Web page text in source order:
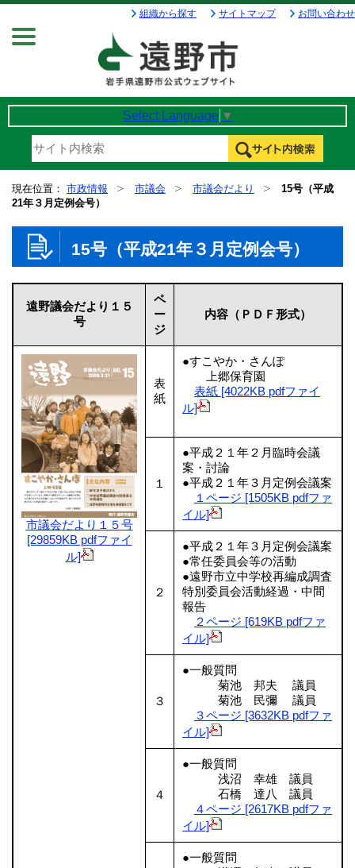
組織から探す サイトマップ お問い合わせ
Select Language ▼
現在位置： 市政情報 市議会 市議会だより
15号（平成
21年３月定例会号）
15号（平成21年３月定例会号）
遠野議会だより１５
号
ペ
ー
ジ
内容（ＰＤＦ形式）
市議会だより１５号
[29859KB pdfファイ
ル]
表
紙
●すこやか・さんぽ
上郷保育園
表紙 [4022KB pdfファイ
ル]
１
●平成２１年２月臨時会議
案・討論
●平成２１年３月定例会議案
１ページ [1505KB pdfファ
イル]
２
●平成２１年３月定例会議案
●常任委員会等の活動
●遠野市立中学校再編成調査
特別委員会活動経過・中間
報告
２ページ [619KB pdfファ
イル]
３
●一般質問
菊池 邦夫 議員
菊池 民彌 議員
３ページ [3632KB pdfファ
イル]
４
●一般質問
浅沼 幸雄 議員
石橋 達八 議員
４ページ [2617KB pdfファ
イル]
●一般質問